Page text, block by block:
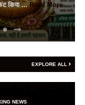
कैंसर पर जागरूकता सत्र
EXPLORE ALL
NEWS